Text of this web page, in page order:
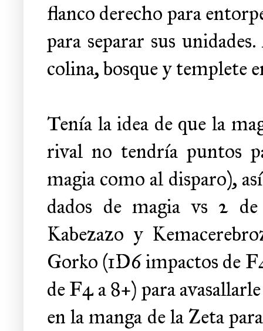
flanco derecho para
para separar sus
colina, bosque y templete
Tenía la idea de que la
rival no tendría puntos
magia como al disparo),
dados de magia vs 2
Kabezazo y
Gorko (1D6 impactos de
de F4 a 8+) para
en la manga de la Zeta